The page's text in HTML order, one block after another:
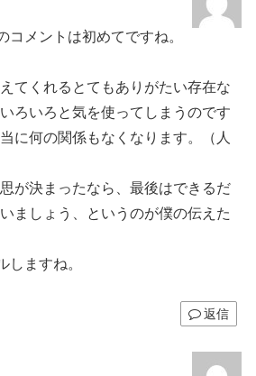
コメントは初めてですね。
てくれるとてもありがたい存在な
ろいろと気を使ってしまうのです
に何の関係もなくなります。（人
が決まったなら、最後はできるだ
ましょう、というのが僕の伝えた
しますね。
返信